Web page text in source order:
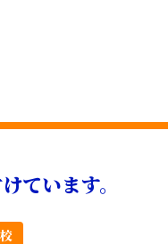
ています。